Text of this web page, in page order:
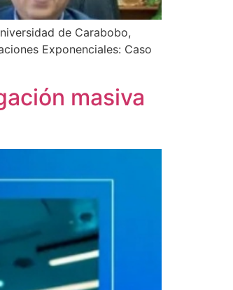
de Carabobo,
Exponenciales: Caso
masiva